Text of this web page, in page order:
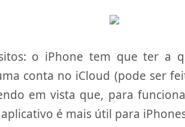
o iPhone tem que ter a
conta no iCloud (pode ser
em vista que, para
é mais útil para